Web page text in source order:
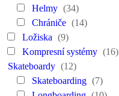
Helmy (34)
Chrániče (14)
Ložiska (9)
Kompresní systémy (16)
Skateboardy (12)
Skateboarding (7)